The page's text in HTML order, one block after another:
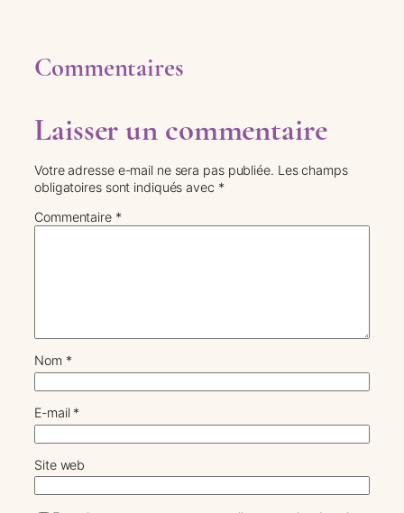
Commentaires
Laisser un commentaire
Votre adresse e-mail ne sera pas publiée. Les champs
obligatoires sont indiqués avec *
Commentaire *
Nom *
E-mail *
Site web